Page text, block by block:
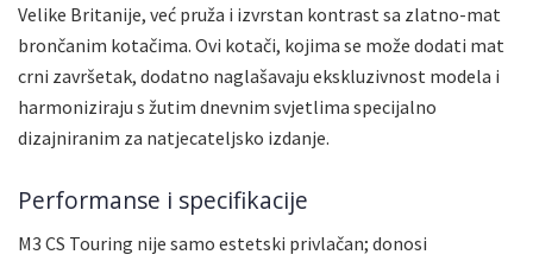
Velike Britanije, već pruža i izvrstan kontrast sa zlatno-mat
brončanim kotačima. Ovi kotači, kojima se može dodati mat
crni završetak, dodatno naglašavaju ekskluzivnost modela i
harmoniziraju s žutim dnevnim svjetlima specijalno
dizajniranim za natjecateljsko izdanje.
Performanse i specifikacije
M3 CS Touring nije samo estetski privlačan; donosi